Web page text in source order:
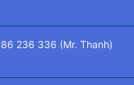
236 336 (Mr. Thanh)